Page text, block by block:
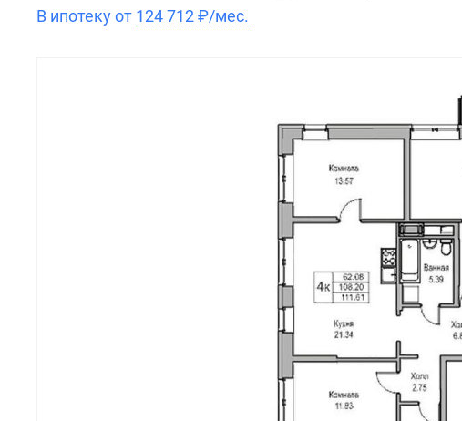
В ипотеку от 124 712₽/мес.